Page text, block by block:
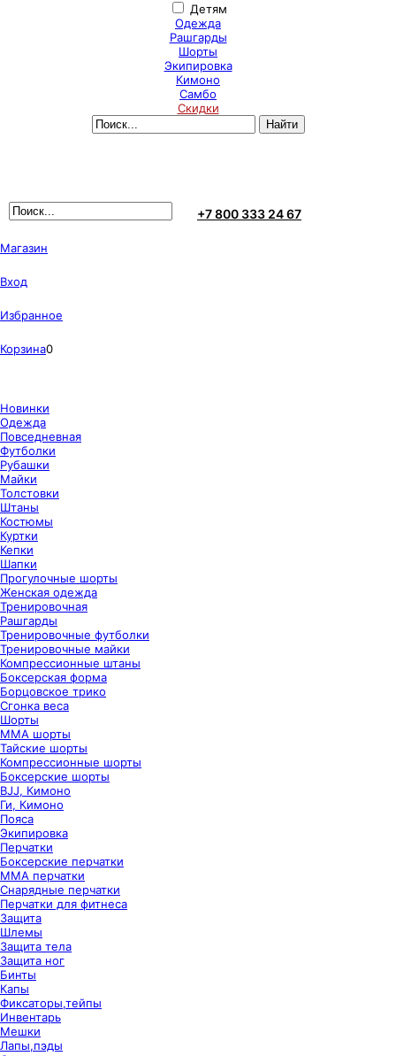
Детям
Одежда
Рашгарды
Шорты
Экипировка
Кимоно
Самбо
Скидки
+7 800 333 24 67
Магазин
Вход
Избранное
Корзина0
Новинки
Одежда
Повседневная
Футболки
Рубашки
Майки
Толстовки
Штаны
Костюмы
Куртки
Кепки
Шапки
Прогулочные шорты
Женская одежда
Тренировочная
Рашгарды
Тренировочные футболки
Тренировочные майки
Компрессионные штаны
Боксерская форма
Борцовское трико
Сгонка веса
Шорты
ММА шорты
Тайские шорты
Компрессионные шорты
Боксерские шорты
BJJ, Кимоно
Ги, Кимоно
Пояса
Экипировка
Перчатки
Боксерские перчатки
ММА перчатки
Снарядные перчатки
Перчатки для фитнеса
Защита
Шлемы
Защита тела
Защита ног
Бинты
Капы
Фиксаторы,тейпы
Инвентарь
Мешки
Лапы,пэды